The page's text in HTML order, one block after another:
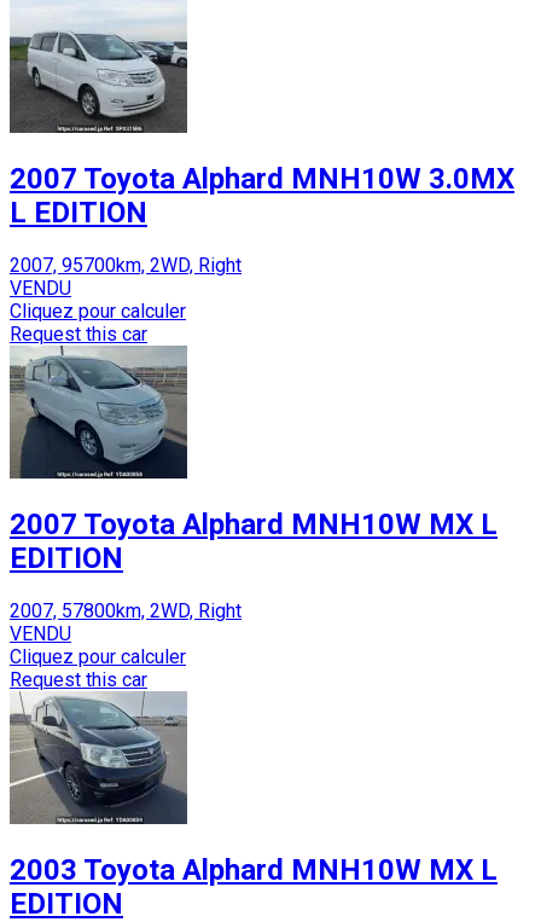
2007 Toyota Alphard MNH10W 3.0MX
L EDITION
2007, 95700km, 2WD, Right
VENDU
Cliquez pour calculer
Request this car
2007 Toyota Alphard MNH10W MX L
EDITION
2007, 57800km, 2WD, Right
VENDU
Cliquez pour calculer
Request this car
2003 Toyota Alphard MNH10W MX L
EDITION